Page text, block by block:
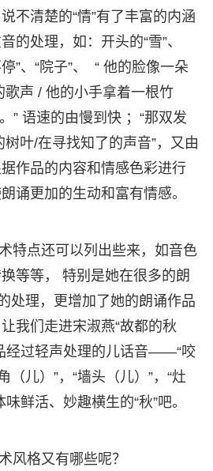
不清楚的“情”有了丰富的内涵
的处理，如：开头的“雪”、
”、“院子”、 “ 他的脸像一朵
歌声 / 他的小手拿着一根竹
” 语速的由慢到快 ；“那双发
叶/在寻找知了的声音”，又由
作品的内容和情感色彩进行
诵更加的生动和富有情感。
特点还可以列出些来，如音色
等等， 特别是她在很多的朗
处理，更增加了她的朗诵作品
我们走进宋淑燕“故都的秋
经过轻声处理的儿话音——“咬
（儿）”，“墙头（儿）”，“灶
鲜活、妙趣横生的“秋”吧。
风格又有哪些呢？